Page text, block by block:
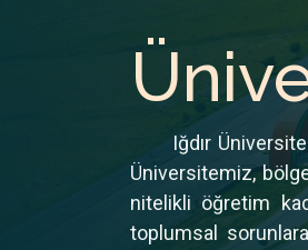
​Iğdır
Üniversitemiz,
nitelikli öğretim
toplumsal